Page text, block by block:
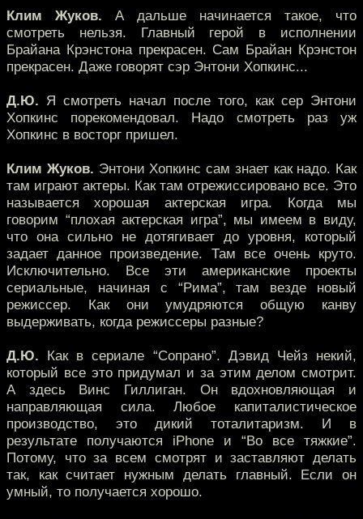
Клим Жуков. А дальше начинается такое, что
смотреть нельзя. Главный герой в исполнении
Брайана Крэнстона прекрасен. Сам Брайан Крэнстон
прекрасен. Даже говорят сэр Энтони Хопкинс...
Д.Ю. Я смотреть начал после того, как сер Энтони
Хопкинс порекомендовал. Надо смотреть раз уж
Хопкинс в восторг пришел.
Клим Жуков. Энтони Хопкинс сам знает как надо. Как
там играют актеры. Как там отрежиссировано все. Это
называется хорошая актерская игра. Когда мы
говорим “плохая актерская игра”, мы имеем в виду,
что она сильно не дотягивает до уровня, который
задает данное произведение. Там все очень круто.
Исключительно. Все эти американские проекты
сериальные, начиная с “Рима”, там везде новый
режиссер. Как они умудряются общую канву
выдерживать, когда режиссеры разные?
Д.Ю. Как в сериале “Сопрано”. Дэвид Чейз некий,
который все это придумал и за этим делом смотрит.
А здесь Винс Гиллиган. Он вдохновляющая и
направляющая сила. Любое капиталистическое
производство, это дикий тоталитаризм. И в
результате получаются iPhone и “Во все тяжкие”.
Потому, что за всем смотрят и заставляют делать
так, как считает нужным делать главный. Если он
умный, то получается хорошо.